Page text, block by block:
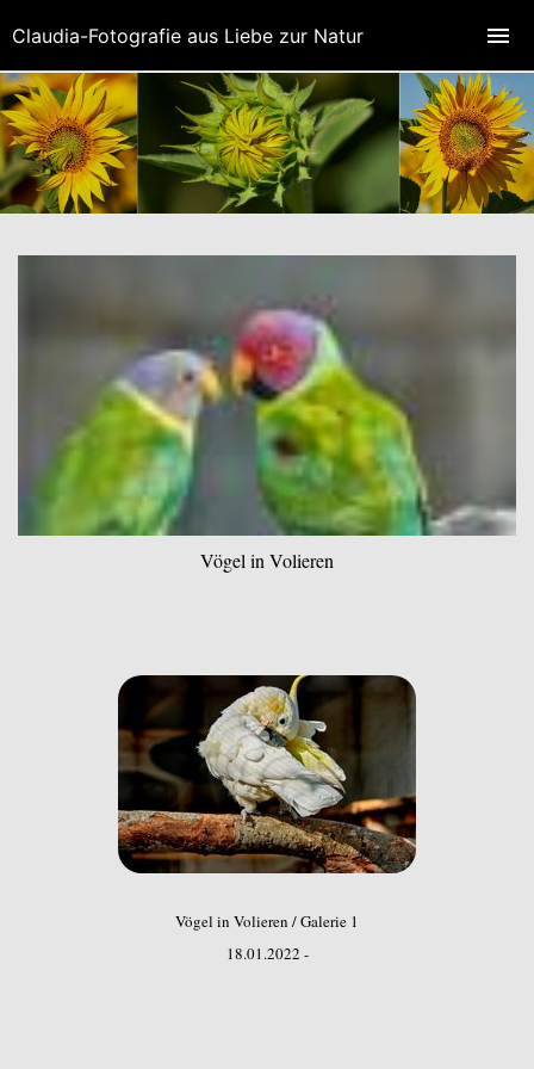
Vögel in Volieren
Vögel in Volieren / Galerie 1
18.01.2022 -
Claudia-Fotografie aus Liebe zur Natur